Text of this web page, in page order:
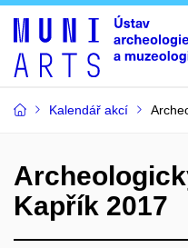
Kalendář akcí
Kapřík 2017